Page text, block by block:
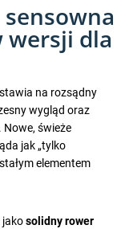
wersji dla
na rozsądny
wygląd oraz
świeże
jak „tylko
elementem
jakosolidny rower